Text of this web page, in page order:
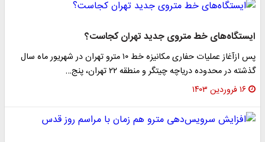
ایستگاه‌های خط متروی جدید تهران کجاست؟
پس ازآغاز عملیات حفاری مکانیزه خط ۱۰ مترو تهران در شهریور ماه سال
گذشته در محدوده دریاچه چیتگر و منطقه ۲۲ تهران، پنج…
۱۶ فروردین ۱۴۰۳